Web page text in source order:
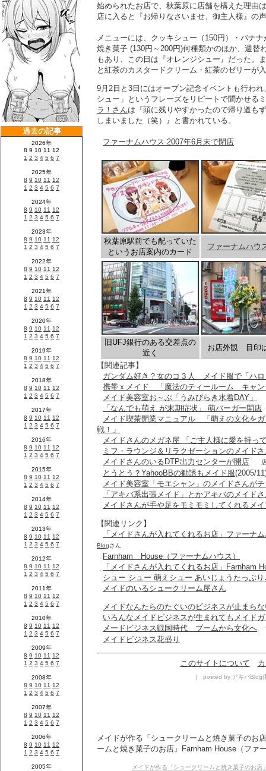
始められたお店で、秋葉原に店舗を構えた理由
店に入ると『お帰りなさいませ、御主人様』の
メニューには、クッキシュー（150円）・バナ
焼き菓子 (130円～200円)何種類かのほか、週替
もあり、この日は『オレンジシュー』だった。
と紅茶のカスタードクリーム・紅茶のゼリーが
9月2日と3日にはオープン記念イベントも行わ
シュー」というフレーズをリピートで聞かせる
ラ！さんは『頭に残りやすかったので帰り道も
しまいました（笑）』と書かれている。
ファーナムハウス 2007年6月末で閉店
秋葉原駅前でも配っていた
というお店案内のカード
ファーナムハウ
旧UFJ銀行のある交差点の
近く
お店外観 目印
【関連記事】
ガンダム好き？女のコ３人 メイド服で「ハ
携帯ｘメイド 「魔法のティールーム キャン
メイド美容室お～ぶ「うみびらき水着DAY」
「なんでも萌え が末期症状」 萌バーガー開店
メイド喫茶開業マニュアル 「萌えの文化を
戦！」
メイドさんのメガネ屋 「ご主人様に愛を持っ
ミフ・ラウンジ＆リラクゼーションのメイド
メイドさんのいるDTP出力センターが開店 店
とうとう？YahooBBの勧誘もメイド服(2005/
メイド美容室「モエシャン」のメイドさんが
「アキバ系出張メイド」とかアキバのメイド
メイドさんが手や足をモミモミしてくれるメ
【関連リンク】
「メイドさんが入れてくれるお店」ファーナ
Blogさん
Farnham House（ファーナムハウス）
「メイドさんが入れてくれるお店」Farnham
シュー シュー 萌えシュー あいじょうたっぷり
メイドのいるシュークリーム屋さん
メイドなんたらのたぐいのビジネスが止まら
いろんなメイドビジネスが生まれてもメイド
メードビジネス戦国時代 ブームから文化へ
メイドビジネス花盛り
このサイトについて
| posted by アキバBlog(
メイドが作る「シュークリームと焼き菓子のお
ームと焼き菓子のお店』Farnham House（ファ
メイドが作る「シュークリームと焼き菓子のお店